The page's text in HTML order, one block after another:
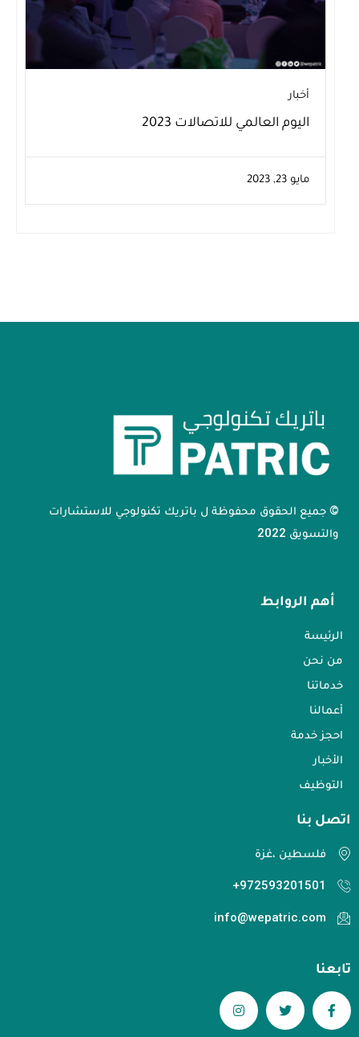
أخبار
اليوم العالمي للاتصالات 2023
مايو 23, 2023
© جميع الحقوق محفوظة ل باتريك تكنولوجي للاستشارات
والتسويق 2022
أهم الروابط
الرئيسة
من نحن
خدماتنا
أعمالنا
احجز خدمة
الأخبار
التوظيف
اتصل بنا​
فلسطين ،غزة
972593201501+
info@wepatric.com
تابعنا